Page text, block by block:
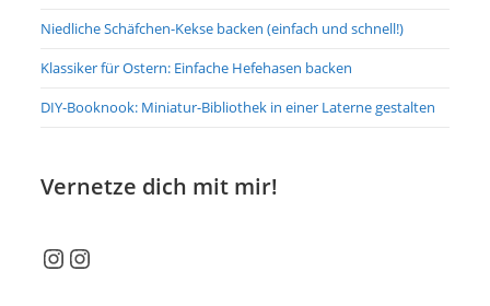
Niedliche Schäfchen-Kekse backen (einfach und schnell!)
Klassiker für Ostern: Einfache Hefehasen backen
DIY-Booknook: Miniatur-Bibliothek in einer Laterne gestalten
Vernetze dich mit mir!
Instagram
Instagram